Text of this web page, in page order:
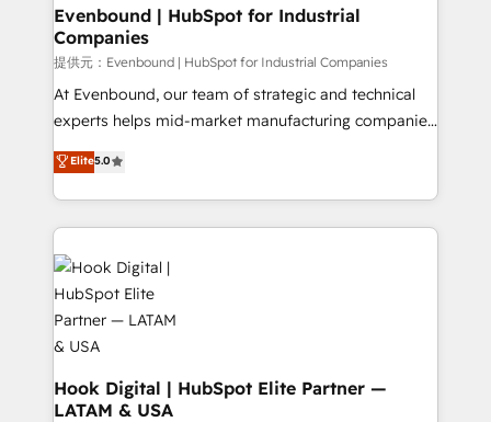
Agent Creation 🔄 Custom Integrations & Data
Migration Why 1406 We become part of your team.
Your team learns while we build. We fix what others
broke. Built for mid-market reality—practical
solutions that work with your actual headcount and
HubSpot partners 🔄 Top 5% globally in client
retention 📅 8+ years of consistent results since 2017
move beyond spreadsheets into unified systems
that drive real business results.
Evenbound | HubSpot for Industrial
Companies
提供元：Evenbound | HubSpot for Industrial Companies
At Evenbound, our team of strategic and technical
experts helps mid-market manufacturing companies
achieve real growth. We specialize in delivering
tailored solutions that drive results by leveraging
HubSpot’s platform and data to fuel success.
Technical Solutions: - HubSpot Technical Consulting -
HubSpot CRM Implementation - HubSpot
Onboarding - Data Migration & Integrations -
Technical Audit & Optimization Strategic Solutions: -
Revenue Operations - Inbound Marketing -
Outbound Marketing - HubSpot CMS Website
Design & Development We empower our clients to
reach their full potential by providing transparent,
Elite5.0
Hook Digital | HubSpot Elite Partner —
LATAM & USA